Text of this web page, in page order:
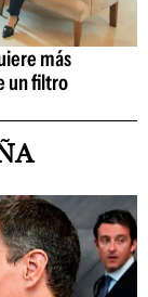
más
un filtro